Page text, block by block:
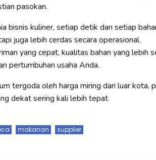
pasokan.
bisnis kuliner, setiap detik dan setiap
juga lebih cerdas secara operasional.
yang cepat, kualitas bahan yang lebih
pertumbuhan usaha Anda.
tergoda oleh harga miring dari luar kota,
dekat sering kali lebih tepat.
makanan supplier